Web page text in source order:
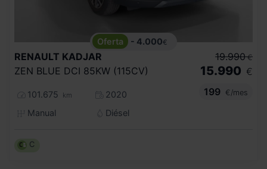
- 4.000€
RENAULT KADJAR
ZEN BLUE DCI 85KW (115CV)
101.675 km
2020
Manual
Diésel
19.990 €
15.990 €
199
€/mes
C